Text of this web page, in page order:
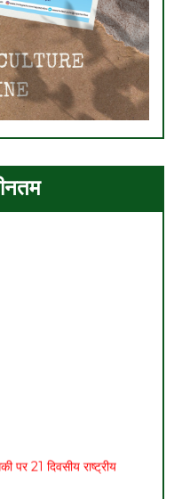
पर 21 दिवसीय राष्ट्रीय
की फसल